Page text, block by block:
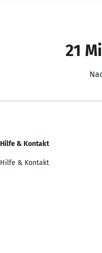
21
Hilfe & Kontakt
Hilfe & Kontakt